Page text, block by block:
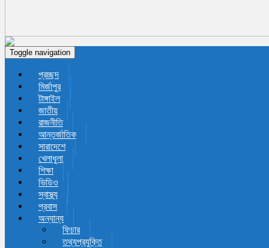
Toggle navigation
প্রচ্ছদ
মির্জাপুর
টাঙ্গাইল
জাতীয়
রাজনীতি
আন্তর্জাতিক
সারাদেশে
খেলাধুলা
শিক্ষা
ভিডিও
স্বাস্থ্য
প্রবাস
অন্যান্য
ফিচার
তথ্যপ্রযুক্তি